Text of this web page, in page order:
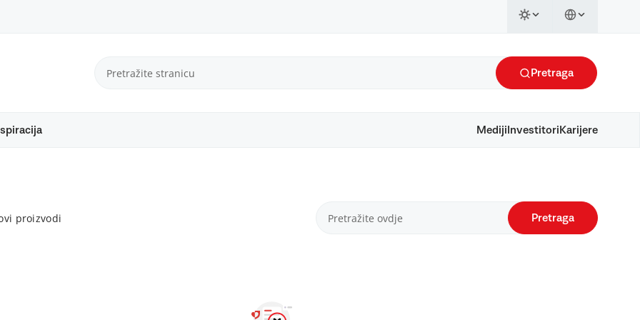
Pretraga
Mediji Investitori Karijere
proizvodi Pretraga